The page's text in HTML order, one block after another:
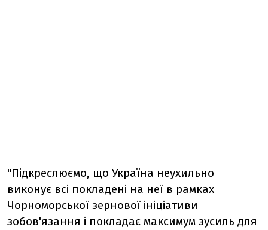
"Підкреслюємо, що Україна неухильно
виконує всі покладені на неї в рамках
Чорноморської зернової ініціативи
зобов'язання і покладає максимум зусиль для